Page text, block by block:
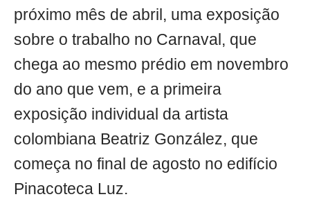
próximo mês de abril, uma exposição
sobre o trabalho no Carnaval, que
chega ao mesmo prédio em novembro
do ano que vem, e a primeira
exposição individual da artista
colombiana Beatriz González, que
começa no final de agosto no edifício
Pinacoteca Luz.